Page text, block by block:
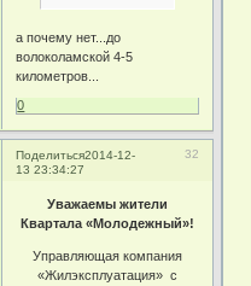
а почему нет...до
волоколамской 4-5
километров...
0
Поделиться 32
2014-12-
13 23:34:27
Уважаемы жители
Квартала «Молодежный»!
Управляющая компания
«Жилэксплуатация» с